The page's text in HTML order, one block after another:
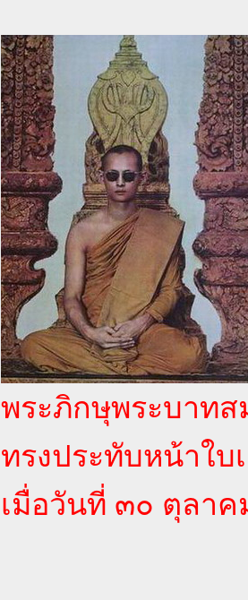
พระภิกษุพระบาทส
ทรงประทับหน้าใบ
เมื่อวันที่ ๓๐ ตุลา